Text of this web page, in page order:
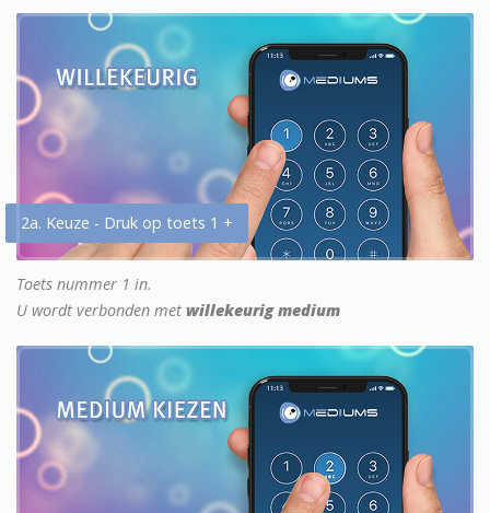
2a. Keuze - Druk op toets 1 +
Toets nummer 1 in.
U wordt verbonden met willekeurig medium